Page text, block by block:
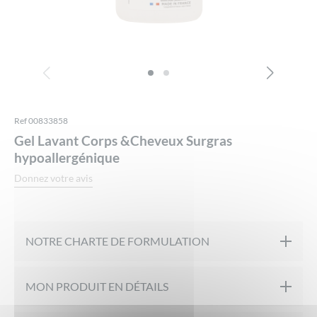
Ref 00833858
Gel Lavant Corps &Cheveux Surgras
hypoallergénique
Donnez votre avis
NOTRE CHARTE DE FORMULATION
MON PRODUIT EN DÉTAILS